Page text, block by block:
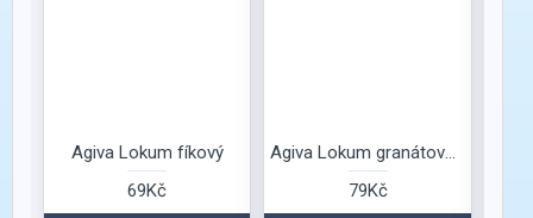
Agiva Lokum fíkový
69Kč
Agiva Lokum granátové jablko a pistácie
79Kč